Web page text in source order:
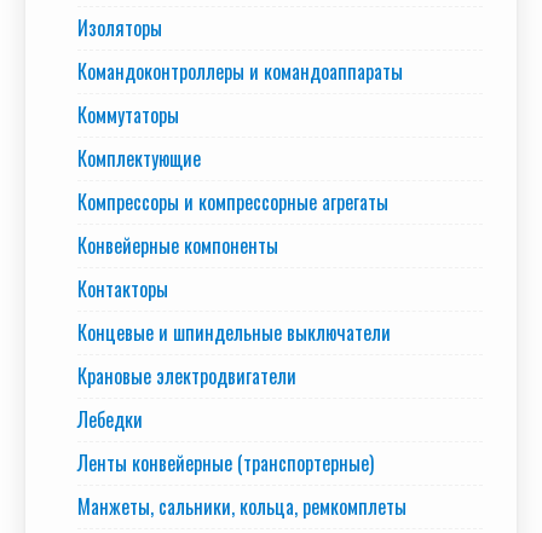
Изоляторы
Командоконтроллеры и командоаппараты
Коммутаторы
Комплектующие
Компрессоры и компрессорные агрегаты
Конвейерные компоненты
Контакторы
Концевые и шпиндельные выключатели
Крановые электродвигатели
Лебедки
Ленты конвейерные (транспортерные)
Манжеты, сальники, кольца, ремкомплеты